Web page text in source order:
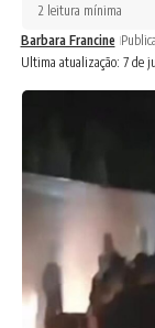
Ultima atualização: 7 de
Barbara Francine
2 leitura mínima